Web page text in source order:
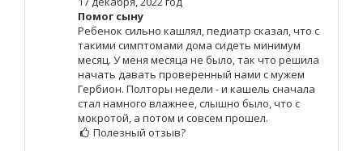
Помог сыну
Ребенок сильно кашлял, педиатр сказал, что с
такими симптомами дома сидеть минимум
месяц. У меня месяца не было, так что решила
начать давать проверенный нами с мужем
Гербион. Полторы недели - и кашель сначала
стал намного влажнее, слышно было, что с
мокротой, а потом и совсем прошел.
Полезный отзыв?